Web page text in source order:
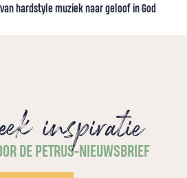
van hardstyle muziek naar geloof in God
inspiratie
DE PETRUS-NIEUWSBRIEF